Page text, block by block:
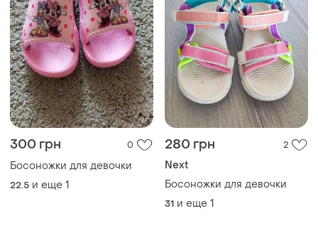
300 грн 0
Босоножки для девочки
22.5 и еще 1
280 грн 2
Next
Босоножки для девочки
31 и еще 1